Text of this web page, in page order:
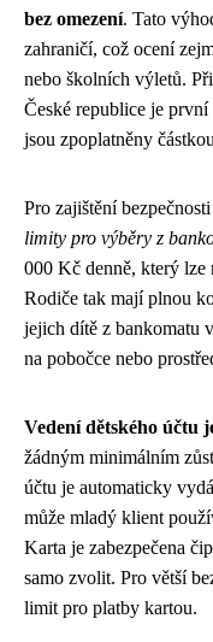
bez omezení. Tato
zahraničí, což ocení
nebo školních výletů.
České republice je
jsou zpoplatněny
Pro zajištění
limity pro výběry z
000 Kč denně, který lze
Rodiče tak mají plnou
jejich dítě z bankomatu
na pobočce nebo
Vedení dětského účtu
žádným minimálním
účtu je automaticky
může mladý klient
Karta je zabezpečena
samo zvolit. Pro větší
limit pro platby kartou.